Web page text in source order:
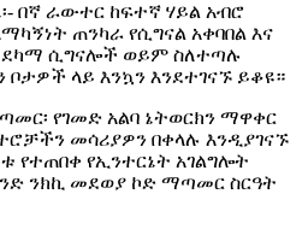
በኛ ራውተር ከፍተኛ ሃይል አብሮ
ጠንካራ የሲግናል አቀባበል እና
ደካማ ሲግናሎች ወይም ስለተጣሉ
ላይ እንኳን እንደተገናኙ ይቆዩ።
የገመድ አልባ ኔትወርክን ማዋቀር
መሳሪያዎን በቀላሉ እንዲያገናኙ
የተጠበቀ የኢንተርኔት አገልግሎት
ንክኪ መደወያ ኮድ ማጣመር ስርዓት